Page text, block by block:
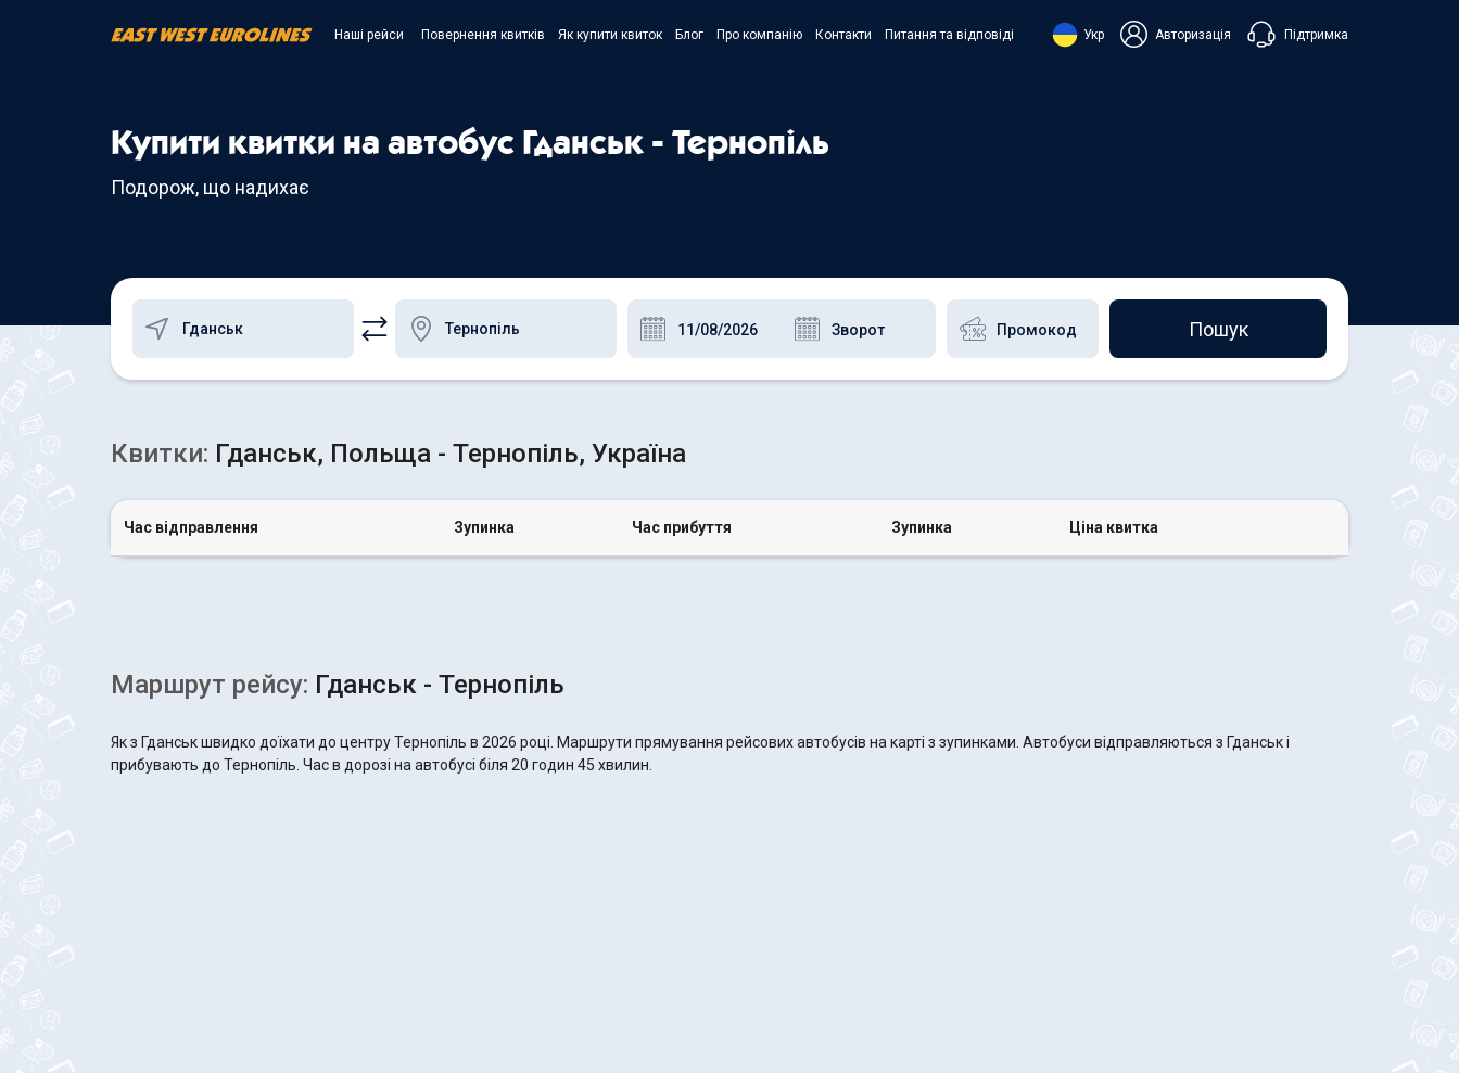
Наші рейси Повернення квитків Як купити квиток Блог Про компанію Контакти Питання та відповіді Укр Авторизація Підтримка
Чат в Messenger
Купити квитки на автобус Гданськ - Тернопіль
Подорож, що надихає
Пошук
Квитки: Гданськ, Польща - Тернопіль, Україна
Час відправлення Зупинка Час прибуття Зупинка Ціна квитка
Маршрут рейсу: Гданськ - Тернопіль
Як з Гданськ швидко доїхати до центру Тернопіль в 2026 році. Маршрути прямування рейсових автобусів на карті з зупинками. Автобуси відправляються з Гданськ і
прибувають до Тернопіль. Час в дорозі на автобусі біля 20 годин 45 хвилин.